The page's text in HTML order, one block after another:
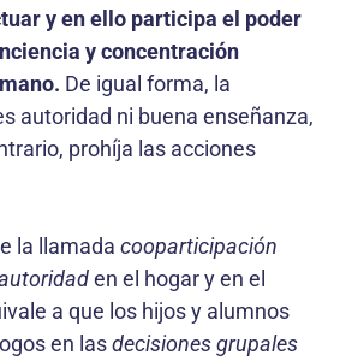
y en ello participa el poder
y concentración
De igual forma, la
autoridad ni buena enseñanza,
prohíja las acciones
la llamada cooparticipación
en el hogar y en el
a que los hijos y alumnos
en lasdecisiones grupales